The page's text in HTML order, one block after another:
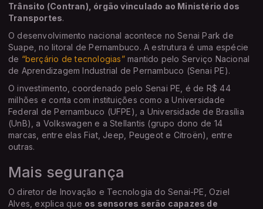
Trânsito (Contran), órgão vinculado ao Ministério dos
Transportes.
O desenvolvimento nacional acontece no Senai Park de
Suape, no litoral de Pernambuco. A estrutura é uma espécie
de “berçário de tecnologias”mantido pelo Serviço Nacional
de Aprendizagem Industrial de Pernambuco (Senai PE).
O investimento, coordenado pelo Senai PE, é de R$ 44
milhões e conta com instituições como a Universidade
Federal de Pernambuco (UFPE), a Universidade de Brasília
(UnB), a Volkswagen e a Stellantis (grupo dono de 14
marcas, entre elas Fiat, Jeep, Peugeot e Citroën), entre
outras.
Mais segurança
O diretor de Inovação e Tecnologia do Senai-PE, Oziel
Alves, explica que os sensores serão capazes de